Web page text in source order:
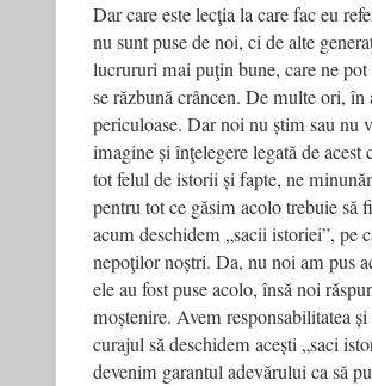
Dar care este lecţia la care fac eu
nu sunt puse de noi, ci de alte
lucrururi mai puţin bune, care ne
se răzbună crâncen. De multe ori,
periculoase. Dar noi nu știm sau nu
imagine și înţelegere legată de
tot felul de istorii și fapte, ne
pentru tot ce găsim acolo trebuie să
acum deschidem „sacii istoriei”, pe
nepoţilor noștri. Da, nu noi am pus
ele au fost puse acolo, însă noi
moștenire. Avem responsabilitatea
curajul să deschidem acești „saci
devenim garantul adevărului ca să